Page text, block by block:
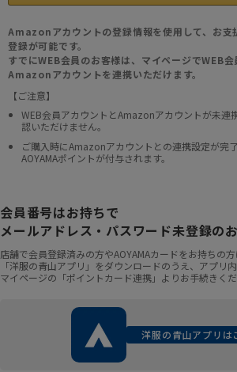
Amazonアカウントの登録情報を使用して、お支
登録が可能です。
すでにWEB会員のお客様は、マイページでWEB会
Amazonアカウントを連携いただけます。
【ご注意】
WEB会員アカウントとAmazonアカウントが未連
認いただけません。
ご購入時にAmazonアカウントとの連携設定が完
AOYAMAポイントが付与されます。
会員番号はお持ちで
メールアドレス・パスワード未登録の
店舗で会員登録済みの方やAOYAMAカードをお持ちの方
「洋服の青山アプリ」をダウンロードのうえ、アプリ内
マイページの「ポイントカード連携」よりお手続きくだ
洋服の青山アプリは